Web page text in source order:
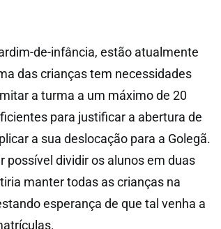
de-infância, estão atualmente
das crianças tem necessidades
a turma a um máximo de 20
para justificar a abertura de
a sua deslocação para a Golegã.
possível dividir os alunos em duas
manter todas as crianças na
esperança de que tal venha a